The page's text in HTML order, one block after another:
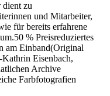
dient zu
und Mitarbeiter,
für bereits erfahrene
% Preisreduziertes
am Einband(Original
Eisenbach,
Archive
Farbfotografien